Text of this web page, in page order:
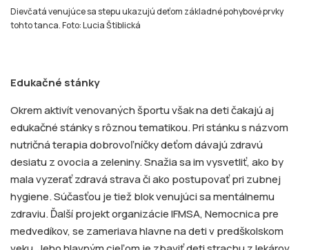
Dievčatá venujúce sa stepu ukazujú deťom základné pohybové prvky
tohto tanca. Foto: Lucia Štiblická
Edukačné stánky
Okrem aktivít venovaných športu však na deti čakajú aj
edukačné stánky s rôznou tematikou. Pri stánku s názvom
nutričná terapia dobrovoľníčky deťom dávajú zdravú
desiatu z ovocia a zeleniny. Snažia sa im vysvetliť, ako by
mala vyzerať zdravá strava či ako postupovať pri zubnej
hygiene. Súčasťou je tiež blok venujúci sa mentálnemu
zdraviu. Ďalší projekt organizácie IFMSA, Nemocnica pre
medvedíkov, se zameriava hlavne na deti v predškolskom